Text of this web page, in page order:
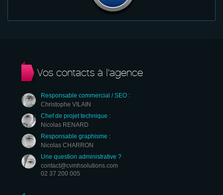
Vos contacts à l’agence
Responsable commercial / SEO :
Christophe VILAIN
Chef de projet technique :
Nicolas RENARD
Responsable graphisme :
Nicolas CHARRON
Une question administrative ?
contact@cvmhsolutions.com
02 37 200 005